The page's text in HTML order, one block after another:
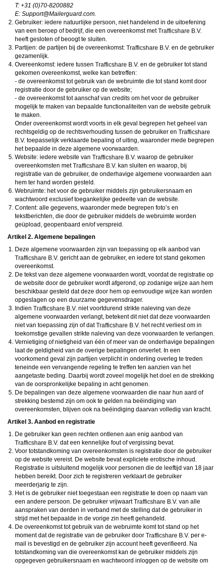
. Deze programma’s werken zodanig dat toegang tot specifieke websites en
online inhoud worden geblokkeerd. Vaak blokkeren deze programma’s standaard al
een groot aantal websites waarvan algemeen verondersteld wordt dat deze
ongeschikt zijn voor minderjarigen. Door middel van updates kunnen daar steeds
nieuwe websites aan worden toegevoegd.
Neem contact op met jouw internetprovider
maken dat bepaalde informatie van internet wordt gefilterd. Je kunt jouw
internetprovider raadplegen om na te vragen of deze service ook voor jou mogelijk
is.
Controleer jouw webbrowser. Informeer je over de werking van jouw webbrowser
zodat je kunt zien welke websites door jouw minderjarige kinderen zijn bezocht.
Door in geval van ongewenste sitebezoeken jouw minderjarige kinderen daarop
aan te spreken, kun je jouw kinderen leren dat de websites niet voor hun geschikt
zijn. Bovendien kun je naar aanleiding daarvan beoordelen in hoeverre jouw kind
geïnteresseerd is in bepaalde websites, zodat je bovenstaande tips kunt hanteren.
Praat met jouw kinderen. Leer jouw minderjarige kinderen dat ze nooit
persoonsgegevens of persoonlijke informatie via internet moeten verstrekken aan
internet hoeft te zijn wie ze zeggen te zijn en dat men wel eens verkeerde
bedoelingen kan hebben als iemand via het internet contact opneemt met jouw
kind. Vertel jouw kinderen bovendien dat ze niet met vreemde andere minderjarigen
die zij online hebben ontmoet, moeten afspreken zonder daarover eerst met jou te
overleggen. Ook is het raadzaam jouw kind te vertellen dat hij jou meteen moet
laten weten wanneer iemand op internet contact met hem opneemt of wanneer
jouw kind seksueel getinte content of andere content waarvan hij schrikt, op
internet tegenkomt.
Via deze website verleent
chatdiensten voor entertainmentdoeleinden. Om van deze diensten gebruik te kunnen
maken, heb je credits nodig. Je ontvangt er bij jouw aanmelding een paar gratis, maar
daarna dien je voor credits te betalen. De kosten daarvoor tref je aan bij jouw
bestelling van credits en op de paginaKosten.
behoudt zich het recht voor om zelf profielen op deze website aan te
maken en namens deze profielen berichten aan jou als gebruiker te verzenden. Door
gefingeerd zijn. Deze gefingeerde profielen zijn alleen aangemaakt om berichten en
profiel zijn dan ook niet mogelijk.
Deze site wordt beschermd door reCAPTCHA, hetPrivacybeleiden deAlgemene
Voorwaardenvan Google zijn van toepassing.
hanteert een beschermplan met als doel het herkennen en in
bescherming nemen van consumenten die de aard van de diensten op deze website
mogelijk niet begrijpen. Het beschermplan houdt onder meer in dat jijzelf, maar ook
derden een toegangsverbod voor jou kunnen aanvragen. Meer informatie hierover tref
je aan op de paginaToegangsverbod.
Op het gebruik van deze website zijn dealgemene voorwaarden ,cookieverklaring
en
van toepassing. Door op
doorgaan"te klikken ga je met decookieverklaringenprivacybeleidakkoord.
Indien je je op de website registreert, ga je tevens akkoord met dealgemene
voorwaarden
T: +31 (0)70-8200882
E: moc.draugreliaM@troppuS.
Gebruiker: iedere natuurlijke persoon, niet handelend in de uitoefening
van een beroep of bedrijf, die een overeenkomst met
heeft gesloten of beoogt te sluiten.
Partijen: de partijen bij de overeenkomst:
en de gebruiker
gezamenlijk.
Overeenkomst: iedere tussen
en de gebruiker tot stand
gekomen overeenkomst, welke kan betreffen:
- de overeenkomst tot gebruik van de webruimte die tot stand komt door
registratie door de gebruiker op de website;
- de overeenkomst tot aanschaf van credits om het voor de gebruiker
mogelijk te maken van bepaalde functionaliteiten van de website gebruik
te maken.
Onder overeenkomst wordt voorts in elk geval begrepen het geheel van
rechtsgeldig op de rechtsverhouding tussen de gebruiker en
toepasselijk verklaarde bepaling of uiting, waaronder mede begrepen
het bepaalde in deze algemene voorwaarden.
Website: iedere website van
waarop de gebruiker
overeenkomsten met
kan sluiten en waarop, bij
registratie van de gebruiker, de onderhavige algemene voorwaarden aan
hem ter hand worden gesteld.
Webruimte: het voor de gebruiker middels zijn gebruikersnaam en
wachtwoord exclusief toegankelijke gedeelte van de website.
Content: alle gegevens, waaronder mede begrepen foto’s en
tekstberichten, die door de gebruiker middels de webruimte worden
geüpload, geopenbaard en/of verspreid.
Artikel 2. Algemene bepalingen
Deze algemene voorwaarden zijn van toepassing op elk aanbod van
gericht aan de gebruiker, en iedere tot stand gekomen
overeenkomst.
De tekst van deze algemene voorwaarden wordt, voordat de registratie op
de website door de gebruiker wordt afgerond, op zodanige wijze aan hem
beschikbaar gesteld dat deze door hem op eenvoudige wijze kan worden
opgeslagen op een duurzame gegevensdrager.
Indien
niet voortdurend strikte naleving van deze
algemene voorwaarden verlangt, betekent dit niet dat deze voorwaarden
niet van toepassing zijn of dat
het recht verliest om in
toekomstige gevallen strikte naleving van deze voorwaarden te verlangen.
Vernietiging of nietigheid van één of meer van de onderhavige bepalingen
laat de geldigheid van de overige bepalingen onverlet. In een
voorkomend geval zijn partijen verplicht in onderling overleg te treden
teneinde een vervangende regeling te treffen ten aanzien van het
aangetaste beding. Daarbij wordt zoveel mogelijk het doel en de strekking
van de oorspronkelijke bepaling in acht genomen.
De bepalingen van deze algemene voorwaarden die naar hun aard of
strekking bestemd zijn om ook te gelden na beëindiging van
overeenkomsten, blijven ook na beëindiging daarvan volledig van kracht.
Artikel 3. Aanbod en registratie
De gebruiker kan geen rechten ontlenen aan enig aanbod van
dat een kennelijke fout of vergissing bevat.
Voor totstandkoming van overeenkomsten is registratie door de gebruiker
op de website vereist. De website bevat expliciete erotische inhoud.
Registratie is uitsluitend mogelijk voor personen die de leeftijd van 18 jaar
hebben bereikt. Door zich te registreren verklaart de gebruiker
meerderjarig te zijn.
Het is de gebruiker niet toegestaan een registratie te doen op naam van
een andere persoon. De gebruiker vrijwaart
van alle
aanspraken van derden in verband met de stelling dat de gebruiker in
strijd met het bepaalde in de vorige zin heeft gehandeld.
De overeenkomst tot gebruik van de webruimte komt tot stand op het
moment dat de registratie van de gebruiker door
per e-
mail is bevestigd en de gebruiker zijn account heeft geverifieerd. Na
totstandkoming van die overeenkomst kan de gebruiker middels zijn
opgegeven gebruikersnaam en wachtwoord inloggen op de website om